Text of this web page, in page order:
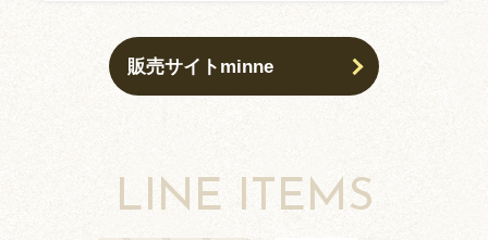
販売サイトminne
LINE ITEMS